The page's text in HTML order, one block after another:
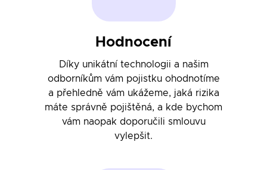
Hodnocení
Díky unikátní technologii a našim
odborníkům vám pojistku ohodnotíme
a přehledně vám ukážeme, jaká rizika
máte správně pojištěná, a kde bychom
vám naopak doporučili smlouvu
vylepšit.